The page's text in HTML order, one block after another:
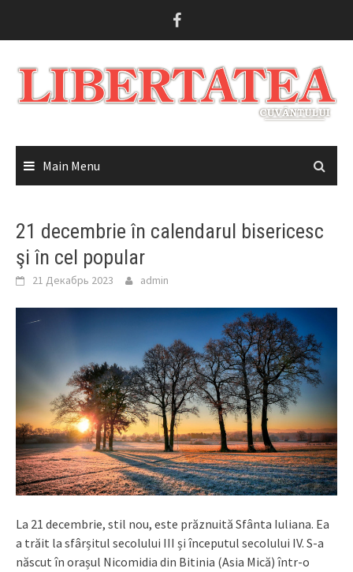
Main Menu
21 decembrie în calendarul bisericesc
şi în cel popular
21 Декабрь 2023 admin
La 21 decembrie, stil nou, este prăznuită Sfânta Iuliana. Ea
a trăit la sfârșitul secolului III și începutul secolului IV. S-a
născut în orașul Nicomidia din Bitinia (Asia Mică) într-o